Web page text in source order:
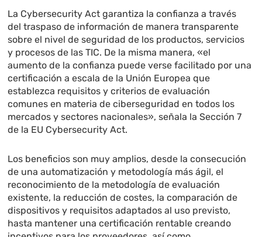
La Cybersecurity Act garantiza la confianza a través
del traspaso de información de manera transparente
sobre el nivel de seguridad de los productos, servicios
y procesos de las TIC. De la misma manera, «el
aumento de la confianza puede verse facilitado por una
certificación a escala de la Unión Europea que
establezca requisitos y criterios de evaluación
comunes en materia de ciberseguridad en todos los
mercados y sectores nacionales», señala la Sección 7
de la EU Cybersecurity Act.
Los beneficios son muy amplios, desde la consecución
de una automatización y metodología más ágil, el
reconocimiento de la metodología de evaluación
existente, la reducción de costes, la comparación de
dispositivos y requisitos adaptados al uso previsto,
hasta mantener una certificación rentable creando